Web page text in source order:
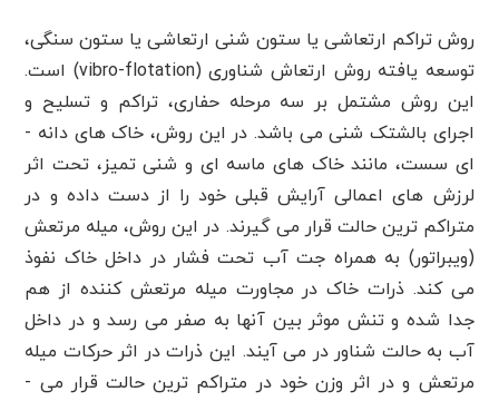
روش تراکم ارتعاشی یا ستون شنی ارتعاشی یا ستون سنگی،
توسعه یافته روش ارتعاش شناوری (vibro-flotation) است.
این روش مشتمل بر سه مرحله حفاری، تراکم و تسلیح و
اجرای بالشتک شنی می باشد. در این روش، خاک های دانه ­
ای سست، مانند خاک های ماسه­ ای و شنی تمیز، تحت اثر
لرزش های اعمالی آرایش قبلی خود را از دست داده و در
متراکم ­ترین حالت قرار می­ گیرند. در این روش، میله مرتعش
(ویبراتور) به همراه جت آب تحت فشار در داخل خاک نفوذ
می­ کند. ذرات خاک در مجاورت میله مرتعش کننده از هم
جدا شده و تنش موثر بین آنها به صفر می­ رسد و در داخل
آب به حالت شناور در می­ آیند. این ذرات در اثر حرکات میله
مرتعش و در اثر وزن خود در متراکم ­ترین حالت قرار می ­